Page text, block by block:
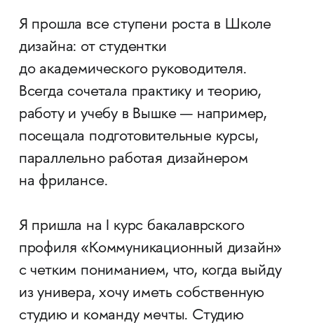
Я прошла все ступени роста в Школе
дизайна: от студентки
до академического руководителя.
Всегда сочетала практику и теорию,
работу и учебу в Вышке — например,
посещала подготовительные курсы,
параллельно работая дизайнером
на фрилансе.
Я пришла на I курс бакалаврского
профиля «Коммуникационный дизайн»
с четким пониманием, что, когда выйду
из универа, хочу иметь собственную
студию и команду мечты. Студию